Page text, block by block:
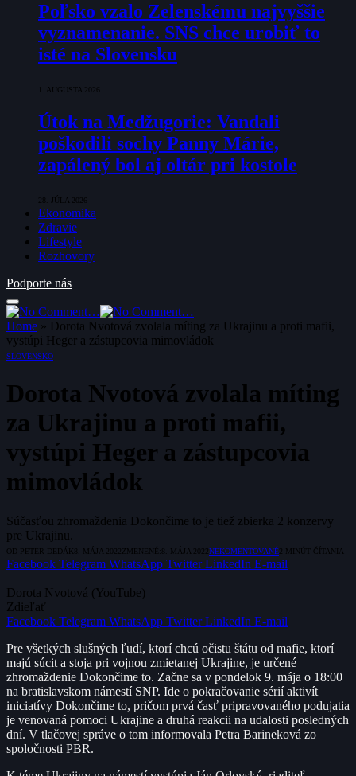
Poľsko vzalo Zelenskému najvyššie
vyznamenanie. SNS chce urobiť to
isté na Slovensku
1. AUGUSTA 2026
Útok na Medžugorie: Vandali
poškodili sochy Panny Márie,
zapálený bol aj oltár pri kostole
28. JÚLA 2026
Ekonomika
Zdravie
Lifestyle
Rozhovory
Podporte nás
Home » Dorota Nvotová zvolala míting za Ukrajinu a proti mafii,
vystúpi Heger a zástupcovia mimovládok
SLOVENSKO
Dorota Nvotová zvolala míting
za Ukrajinu a proti mafii,
vystúpi Heger a zástupcovia
mimovládok
Súčasťou zhromaždenia Dokončime to je tiež zbierka 2 konzervy
pre Ukrajinu.
OD PETER DEDÁK 8. MÁJA 2022 ZMENENÉ: 8. MÁJA 2022 NEKOMENTOVANÉ 2 MINÚT ČÍTANIA
Facebook Telegram WhatsApp Twitter LinkedIn E-mail
Dorota Nvotová (YouTube)
Zdieľať
Facebook Telegram WhatsApp Twitter LinkedIn E-mail
Pre všetkých slušných ľudí, ktorí chcú očistu štátu od mafie, ktorí
majú súcit a stoja pri vojnou zmietanej Ukrajine, je určené
zhromaždenie Dokončime to. Začne sa v pondelok 9. mája o 18:00
na bratislavskom námestí SNP. Ide o pokračovanie sérií aktivít
iniciatívy Dokončime to, pričom prvá časť pripravovaného podujatia
je venovaná pomoci Ukrajine a druhá reakcii na udalosti posledných
dní. V tlačovej správe o tom informovala Petra Barineková zo
spoločnosti PBR.